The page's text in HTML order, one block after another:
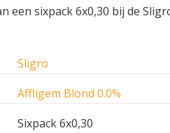
een sixpack 6x0,30 bij de
Sligro
Affligem Blond 0.0%
Sixpack 6x0,30